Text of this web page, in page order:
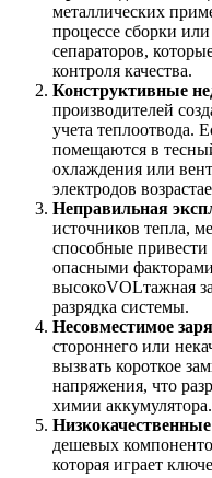
металлических
процессе сборки
сепараторов,
контроля качества.
Конструктивные
производителей
учета теплоотвода.
помещаются в
охлаждения или
электродов
Неправильная
источников тепла,
способные
опасными
высокоVOLтажная
разрядка системы.
Несовместимое
стороннего или
вызвать короткое
напряжения, что
химии аккумулятора.
дешевых
которая играет